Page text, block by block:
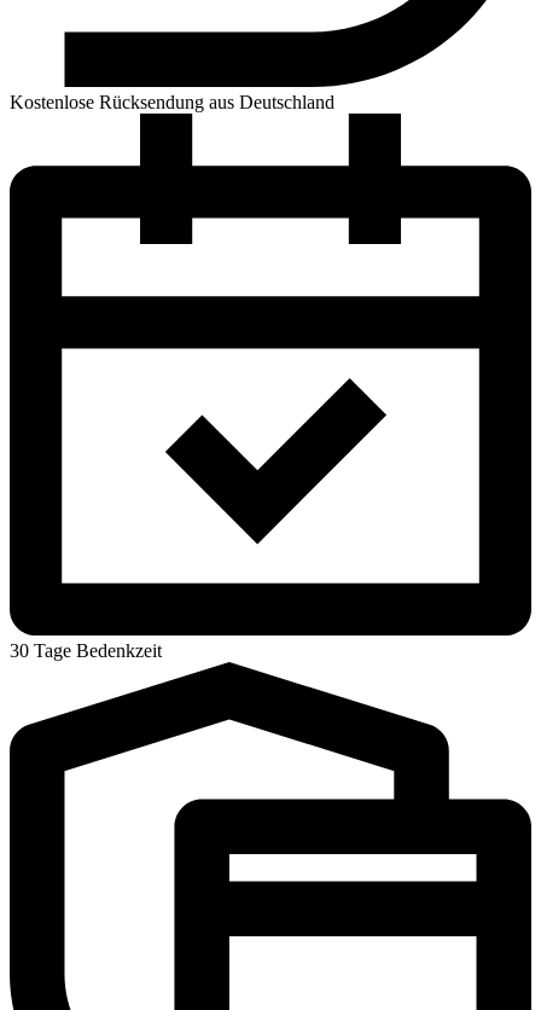
Kostenlose Rücksendung aus Deutschland
30 Tage Bedenkzeit